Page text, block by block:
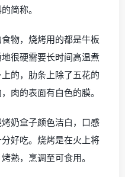
简称。
物，烧烤用的都是牛板
很硬需要长时间高温煮
的，肋条上除了五花的
肉的表面有白色的膜。
奶盒子颜色洁白，口感
好吃。烧烤是在火上将
熟，烹调至可食用。